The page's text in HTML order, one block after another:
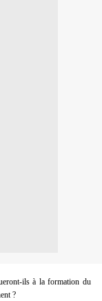
ils à la formation du
?